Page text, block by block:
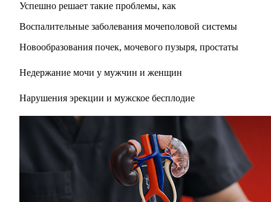
Успешно решает такие проблемы, как
Воспалительные заболевания мочеполовой системы
Новообразования почек, мочевого пузыря, простаты
Недержание мочи у мужчин и женщин
Нарушения эрекции и мужское бесплодие